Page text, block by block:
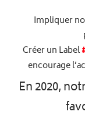
Impliquer
Créer un Label
encourage
En 2020,